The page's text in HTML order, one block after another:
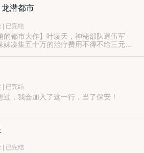
刚满一年，情伤还没有治愈，在省城商都
自在的校园时光，因为一起偶发的街头劫
族起落、商海沉浮之中，机缘巧合，挽救
闭的公司，也为自己撬开进入地产行业的
潜都市
| 已完结
的都市大作】叶凌天，神秘部队退伍军
妹凑集五十万的治疗费用不得不给三元集
路来。
| 已完结
过，我会加入了这一行，当了保安！
| 已完结